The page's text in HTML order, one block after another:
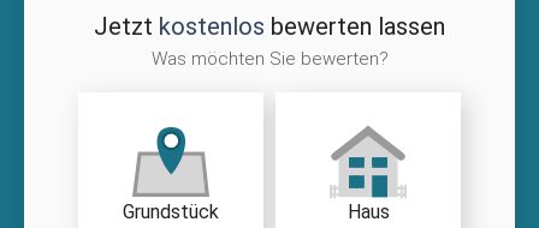
Jetzt kostenlos bewerten lassen
Was möchten Sie bewerten?
Grundstück Haus